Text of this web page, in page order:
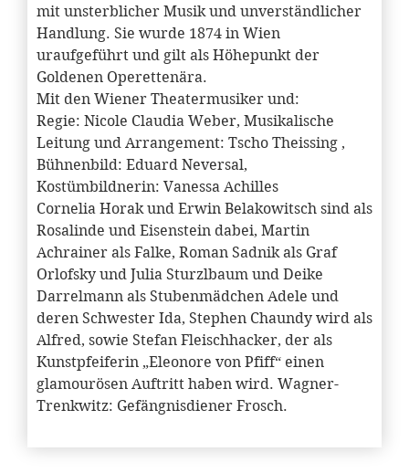
mit unsterblicher Musik und unverständlicher
Handlung. Sie wurde 1874 in Wien
uraufgeführt und gilt als Höhepunkt der
Goldenen Operettenära.
Mit den Wiener Theatermusiker und:
Regie: Nicole Claudia Weber, Musikalische
Leitung und Arrangement: Tscho Theissing ,
Bühnenbild: Eduard Neversal,
Kostümbildnerin: Vanessa Achilles
Cornelia Horak und Erwin Belakowitsch sind als
Rosalinde und Eisenstein dabei, Martin
Achrainer als Falke, Roman Sadnik als Graf
Orlofsky und Julia Sturzlbaum und Deike
Darrelmann als Stubenmädchen Adele und
deren Schwester Ida, Stephen Chaundy wird als
Alfred, sowie Stefan Fleischhacker, der als
Kunstpfeiferin „Eleonore von Pfiff“ einen
glamourösen Auftritt haben wird. Wagner-
Trenkwitz: Gefängnisdiener Frosch.